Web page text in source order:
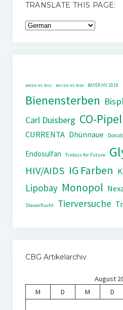
TRANSLATE THIS PAGE:
BAYER HV 2011 BAYER HV 2018 BAYER HV 2019
Bienensterben
Carl Duisberg CO-
CURRENTA Dhünnaue
Endosulfan
Fridays for Future
HIV/AIDS IG Farben
Lipobay Monopol
Steuerflucht Tierversuche
CBG Artikelarchiv
August
M
D M D